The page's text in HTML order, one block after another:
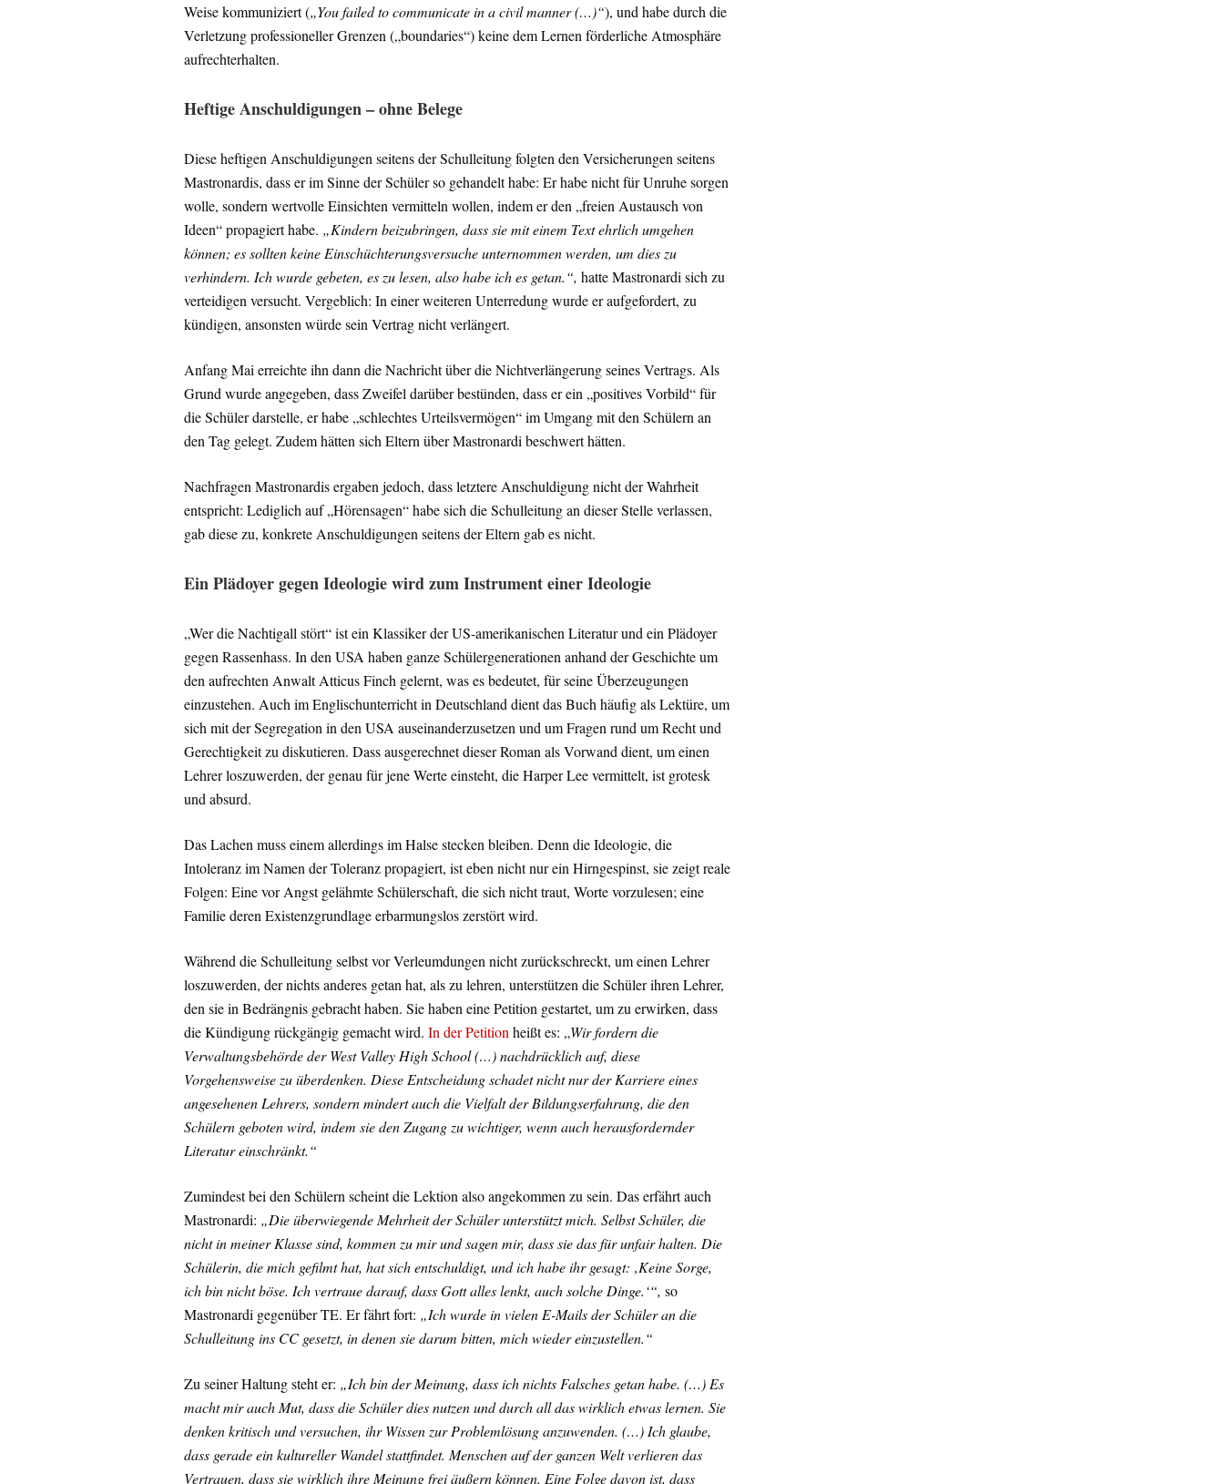
Weise kommuniziert („You failed to communicate in a civil manner (…)“), und habe durch die
Verletzung professioneller Grenzen („boundaries“) keine dem Lernen förderliche Atmosphäre
aufrechterhalten.
Heftige Anschuldigungen – ohne Belege
Diese heftigen Anschuldigungen seitens der Schulleitung folgten den Versicherungen seitens
Mastronardis, dass er im Sinne der Schüler so gehandelt habe: Er habe nicht für Unruhe sorgen
wolle, sondern wertvolle Einsichten vermitteln wollen, indem er den „freien Austausch von
Ideen“ propagiert habe. „Kindern beizubringen, dass sie mit einem Text ehrlich umgehen
können; es sollten keine Einschüchterungsversuche unternommen werden, um dies zu
verhindern. Ich wurde gebeten, es zu lesen, also habe ich es getan.“, hatte Mastronardi sich zu
verteidigen versucht. Vergeblich: In einer weiteren Unterredung wurde er aufgefordert, zu
kündigen, ansonsten würde sein Vertrag nicht verlängert.
Anfang Mai erreichte ihn dann die Nachricht über die Nichtverlängerung seines Vertrags. Als
Grund wurde angegeben, dass Zweifel darüber bestünden, dass er ein „positives Vorbild“ für
die Schüler darstelle, er habe „schlechtes Urteilsvermögen“ im Umgang mit den Schülern an
den Tag gelegt. Zudem hätten sich Eltern über Mastronardi beschwert hätten.
Nachfragen Mastronardis ergaben jedoch, dass letztere Anschuldigung nicht der Wahrheit
entspricht: Lediglich auf „Hörensagen“ habe sich die Schulleitung an dieser Stelle verlassen,
gab diese zu, konkrete Anschuldigungen seitens der Eltern gab es nicht.
Ein Plädoyer gegen Ideologie wird zum Instrument einer Ideologie
„Wer die Nachtigall stört“ ist ein Klassiker der US-amerikanischen Literatur und ein Plädoyer
gegen Rassenhass. In den USA haben ganze Schülergenerationen anhand der Geschichte um
den aufrechten Anwalt Atticus Finch gelernt, was es bedeutet, für seine Überzeugungen
einzustehen. Auch im Englischunterricht in Deutschland dient das Buch häufig als Lektüre, um
sich mit der Segregation in den USA auseinanderzusetzen und um Fragen rund um Recht und
Gerechtigkeit zu diskutieren. Dass ausgerechnet dieser Roman als Vorwand dient, um einen
Lehrer loszuwerden, der genau für jene Werte einsteht, die Harper Lee vermittelt, ist grotesk
und absurd.
Das Lachen muss einem allerdings im Halse stecken bleiben. Denn die Ideologie, die
Intoleranz im Namen der Toleranz propagiert, ist eben nicht nur ein Hirngespinst, sie zeigt reale
Folgen: Eine vor Angst gelähmte Schülerschaft, die sich nicht traut, Worte vorzulesen; eine
Familie deren Existenzgrundlage erbarmungslos zerstört wird.
Während die Schulleitung selbst vor Verleumdungen nicht zurückschreckt, um einen Lehrer
loszuwerden, der nichts anderes getan hat, als zu lehren, unterstützen die Schüler ihren Lehrer,
den sie in Bedrängnis gebracht haben. Sie haben eine Petition gestartet, um zu erwirken, dass
die Kündigung rückgängig gemacht wird. In der Petition heißt es: „Wir fordern die
Verwaltungsbehörde der West Valley High School (…) nachdrücklich auf, diese
Vorgehensweise zu überdenken. Diese Entscheidung schadet nicht nur der Karriere eines
angesehenen Lehrers, sondern mindert auch die Vielfalt der Bildungserfahrung, die den
Schülern geboten wird, indem sie den Zugang zu wichtiger, wenn auch herausfordernder
Literatur einschränkt.“
Zumindest bei den Schülern scheint die Lektion also angekommen zu sein. Das erfährt auch
Mastronardi: „Die überwiegende Mehrheit der Schüler unterstützt mich. Selbst Schüler, die
nicht in meiner Klasse sind, kommen zu mir und sagen mir, dass sie das für unfair halten. Die
Schülerin, die mich gefilmt hat, hat sich entschuldigt, und ich habe ihr gesagt: ‚Keine Sorge,
ich bin nicht böse. Ich vertraue darauf, dass Gott alles lenkt, auch solche Dinge.‘“, so
Mastronardi gegenüber TE. Er fährt fort: „Ich wurde in vielen E-Mails der Schüler an die
Schulleitung ins CC gesetzt, in denen sie darum bitten, mich wieder einzustellen.“
Zu seiner Haltung steht er: „Ich bin der Meinung, dass ich nichts Falsches getan habe. (…) Es
macht mir auch Mut, dass die Schüler dies nutzen und durch all das wirklich etwas lernen. Sie
denken kritisch und versuchen, ihr Wissen zur Problemlösung anzuwenden. (…) Ich glaube,
dass gerade ein kultureller Wandel stattfindet. Menschen auf der ganzen Welt verlieren das
Vertrauen, dass sie wirklich ihre Meinung frei äußern können. Eine Folge davon ist, dass